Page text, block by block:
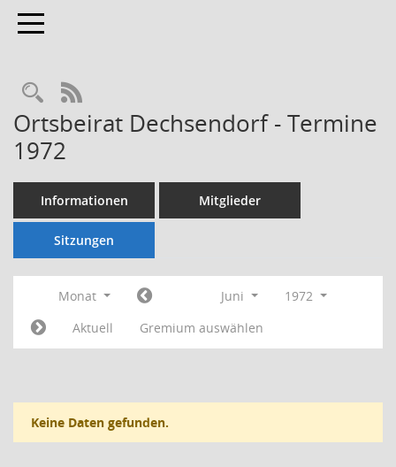
Toggle navigation
Rechercheauswahl
RSS-Feed
Ortsbeirat Dechsendorf - Termine
1972
Informationen Mitglieder
Sitzungen
Monat Juni
1972
Aktuell
Gremium auswählen
Keine Daten gefunden.